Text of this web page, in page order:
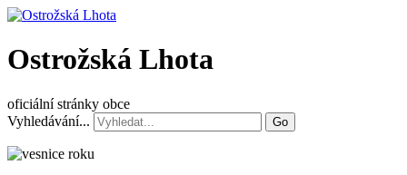
Ostrožská Lhota
oficiální stránky obce
Vyhledávání...
Go